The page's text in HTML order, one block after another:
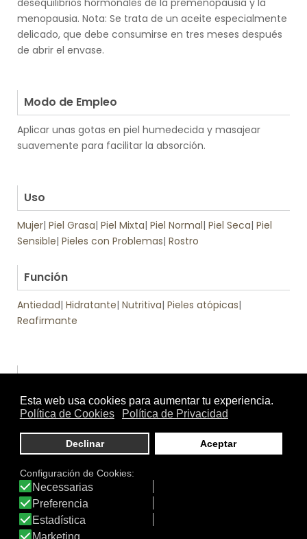
desequilibrios hormonales de la premenopausia y la
menopausia. Nota: Se trata de un aceite especialmente
delicado, que debe consumirse en tres meses después
de abrir el envase.
Modo de Empleo
Aplicar unas gotas en piel humedecida y masajear
suavemente para facilitar la absorción.
Uso
Mujer| Piel Grasa| Piel Mixta| Piel Normal| Piel Seca| Piel
Sensible| Pieles con Problemas| Rostro
Función
Antiedad| Hidratante| Nutritiva| Pieles atópicas|
Reafirmante